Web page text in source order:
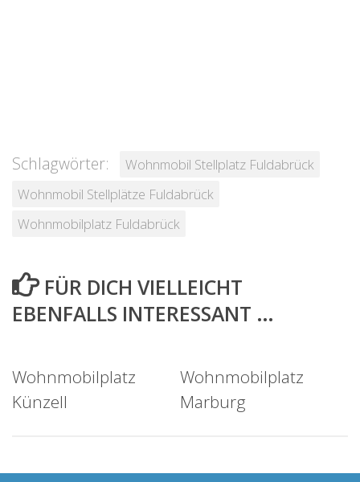
Schlagwörter:
Wohnmobil Stellplatz Fuldabrück
Wohnmobil Stellplätze Fuldabrück
Wohnmobilplatz Fuldabrück
FÜR DICH VIELLEICHT
EBENFALLS INTERESSANT …
Wohnmobilplatz
Künzell
Wohnmobilplatz
Marburg